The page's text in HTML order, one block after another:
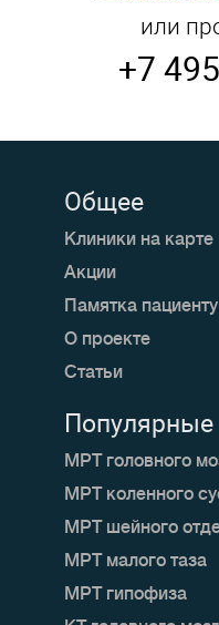
или
+7
Общее
Клиники на карте
Акции
Памятка пациенту
О проекте
Статьи
Популярные
МРТ головного
МРТ коленного
МРТ шейного
МРТ малого таза
МРТ гипофиза